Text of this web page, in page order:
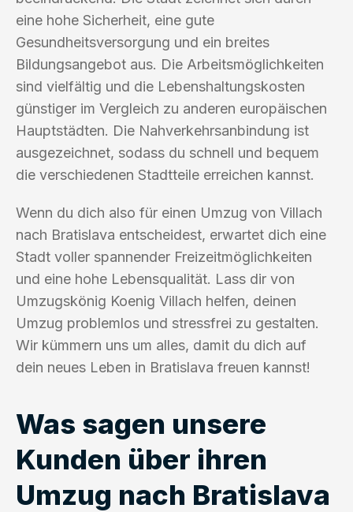
eine hohe Sicherheit, eine gute
Gesundheitsversorgung und ein breites
Bildungsangebot aus. Die Arbeitsmöglichkeiten
sind vielfältig und die Lebenshaltungskosten
günstiger im Vergleich zu anderen europäischen
Hauptstädten. Die Nahverkehrsanbindung ist
ausgezeichnet, sodass du schnell und bequem
die verschiedenen Stadtteile erreichen kannst.
Wenn du dich also für einen Umzug von Villach
nach Bratislava entscheidest, erwartet dich eine
Stadt voller spannender Freizeitmöglichkeiten
und eine hohe Lebensqualität. Lass dir von
Umzugskönig Koenig Villach helfen, deinen
Umzug problemlos und stressfrei zu gestalten.
Wir kümmern uns um alles, damit du dich auf
dein neues Leben in Bratislava freuen kannst!
Was sagen unsere
Kunden über ihren
Umzug nach Bratislava